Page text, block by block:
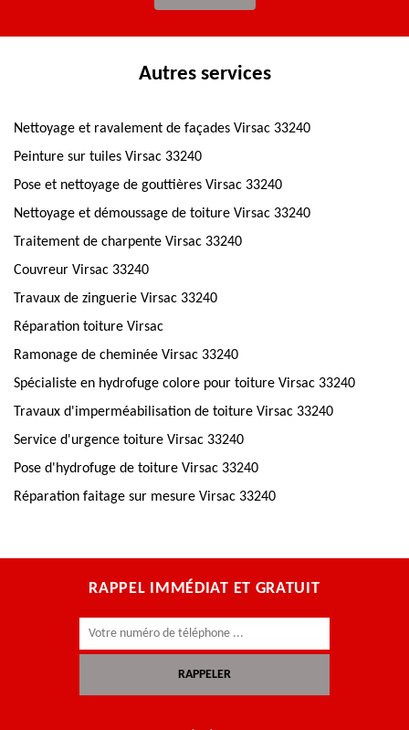
Autres services
Nettoyage et ravalement de façades Virsac 33240
Peinture sur tuiles Virsac 33240
Pose et nettoyage de gouttières Virsac 33240
Nettoyage et démoussage de toiture Virsac 33240
Traitement de charpente Virsac 33240
Couvreur Virsac 33240
Travaux de zinguerie Virsac 33240
Réparation toiture Virsac
Ramonage de cheminée Virsac 33240
Spécialiste en hydrofuge colore pour toiture Virsac 33240
Travaux d'imperméabilisation de toiture Virsac 33240
Service d'urgence toiture Virsac 33240
Pose d'hydrofuge de toiture Virsac 33240
Réparation faitage sur mesure Virsac 33240
RAPPEL IMMÉDIAT ET GRATUIT